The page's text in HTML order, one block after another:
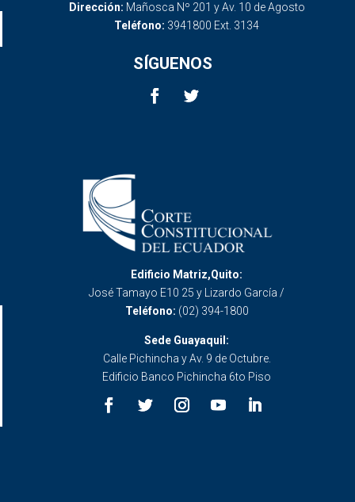
Dirección: Mañosca Nº 201 y Av. 10 de Agosto
Teléfono: 3941800 Ext. 3134
SÍGUENOS
Edificio Matriz,Quito:
José Tamayo E10 25 y Lizardo García /
Teléfono: (02) 394-1800
Sede Guayaquil:
Calle Pichincha y Av. 9 de Octubre.
Edificio Banco Pichincha 6to Piso